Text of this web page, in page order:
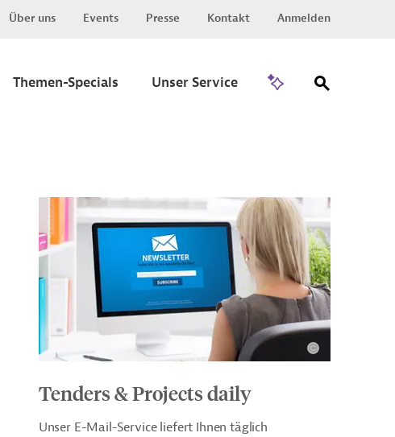
Über uns Events Presse Kontakt Anmelden
Themen-Specials Unser Service
Tenders & Projects daily
Unser E-Mail-Service liefert Ihnen täglich